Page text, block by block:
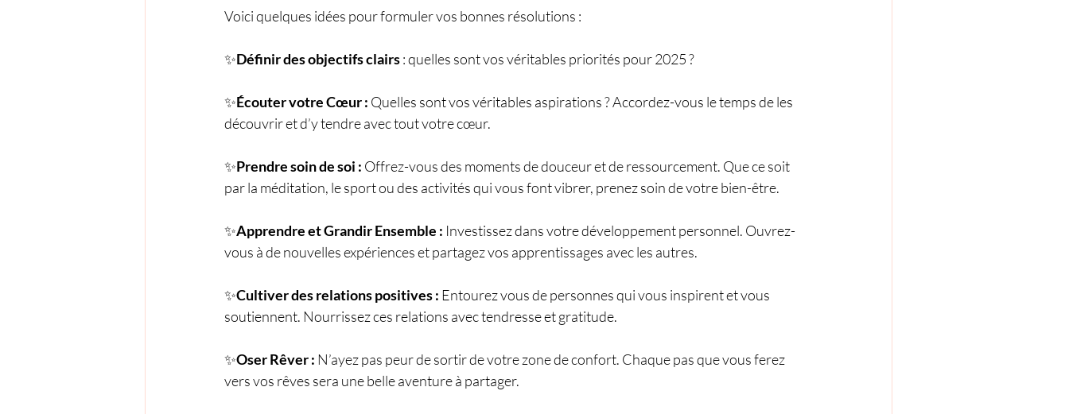
Voici quelques idées pour formuler vos bonnes résolutions :
✨Définir des objectifs clairs : quelles sont vos véritables priorités pour 2025 ?
✨Écouter votre Cœur : Quelles sont vos véritables aspirations ? Accordez-vous le temps de les
découvrir et d’y tendre avec tout votre cœur.
✨Prendre soin de soi : Offrez-vous des moments de douceur et de ressourcement. Que ce soit
par la méditation, le sport ou des activités qui vous font vibrer, prenez soin de votre bien-être.
✨Apprendre et Grandir Ensemble : Investissez dans votre développement personnel. Ouvrez-
vous à de nouvelles expériences et partagez vos apprentissages avec les autres.
✨Cultiver des relations positives : Entourez vous de personnes qui vous inspirent et vous
soutiennent. Nourrissez ces relations avec tendresse et gratitude.
✨Oser Rêver : N’ayez pas peur de sortir de votre zone de confort. Chaque pas que vous ferez
vers vos rêves sera une belle aventure à partager.